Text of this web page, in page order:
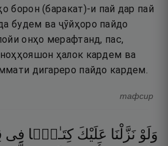
борон (баракат)-и пай дар пай
будем ва ҷӯйҳоро пайдо
онҳо мерафтанд, пас,
ҳалок кардем ва
дигареро пайдо кардем.
тафсир
وَلَوْ نَزَّلْنَا عَلَيْكَ كِتَـٰبًۭا فِى